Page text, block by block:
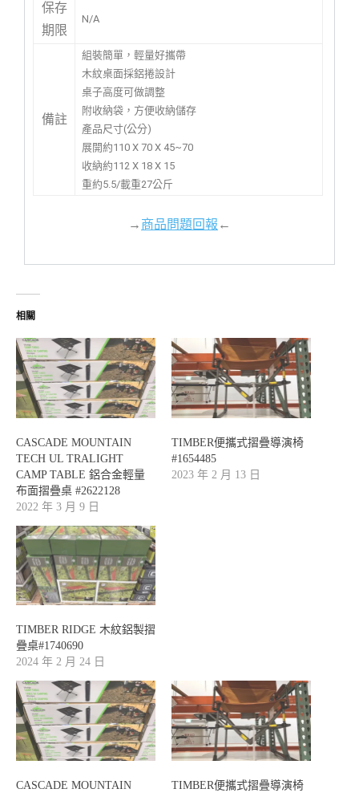
保存
期限
N/A
備註
組裝簡單，輕量好攜帶
木紋桌面採鋁捲設計
桌子高度可做調整
附收納袋，方便收納儲存
產品尺寸(公分)
展開約110 X 70 X 45~70
收納約112 X 18 X 15
重約5.5/載重27公斤
→商品問題回報←
相關
CASCADE MOUNTAIN
TECH UL TRALIGHT
CAMP TABLE 鋁合金輕量
布面摺疊桌 #2622128
2022 年 3 月 9 日
TIMBER便攜式摺疊導演椅
#1654485
2023 年 2 月 13 日
TIMBER RIDGE 木紋鋁製摺
疊桌#1740690
2024 年 2 月 24 日
CASCADE MOUNTAIN
TIMBER便攜式摺疊導演椅